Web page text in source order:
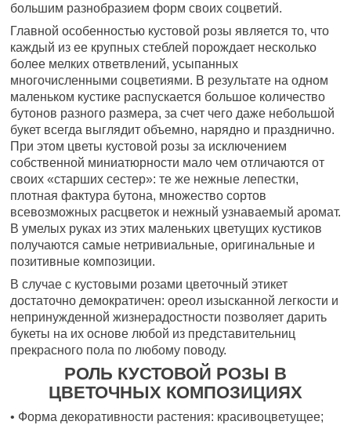
большим разнобразием форм своих соцветий.
Главной особенностью кустовой розы является то, что
каждый из ее крупных стеблей порождает несколько
более мелких ответвлений, усыпанных
многочисленными соцветиями. В результате на одном
маленьком кустике распускается большое количество
бутонов разного размера, за счет чего даже небольшой
букет всегда выглядит объемно, нарядно и празднично.
При этом цветы кустовой розы за исключением
собственной миниатюрности мало чем отличаются от
своих «старших сестер»: те же нежные лепестки,
плотная фактура бутона, множество сортов
всевозможных расцветок и нежный узнаваемый аромат.
В умелых руках из этих маленьких цветущих кустиков
получаются самые нетривиальные, оригинальные и
позитивные композиции.
В случае с кустовыми розами цветочный этикет
достаточно демократичен: ореол изысканной легкости и
непринужденной жизнерадостности позволяет дарить
букеты на их основе любой из представительниц
прекрасного пола по любому поводу.
РОЛЬ КУСТОВОЙ РОЗЫ В
ЦВЕТОЧНЫХ КОМПОЗИЦИЯХ
• Форма декоративности растения: красивоцветущее;